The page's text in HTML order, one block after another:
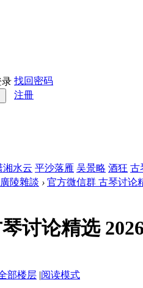
录 找回密码
注冊
湘水云 平沙落雁 吴景略 酒狂 古
廣陵雜談 › 官方微信群 古琴讨论
讨论精选
部楼层 |阅读模式